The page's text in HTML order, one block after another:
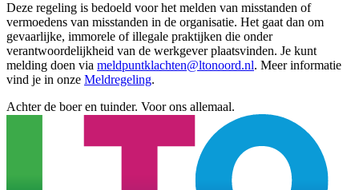
Deze regeling is bedoeld voor het melden van misstanden of
vermoedens van misstanden in de organisatie. Het gaat dan om
gevaarlijke, immorele of illegale praktijken die onder
verantwoordelijkheid van de werkgever plaatsvinden. Je kunt
melding doen via meldpuntklachten@ltonoord.nl. Meer informatie
vind je in onze Meldregeling.
Achter de boer en tuinder. Voor ons allemaal.